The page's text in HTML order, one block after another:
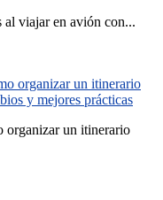
al viajar en avión con...
organizar un itinerario
y mejores prácticas
organizar un itinerario